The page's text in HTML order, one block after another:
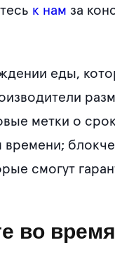
к нам за
еды,
метки о
смогут
во